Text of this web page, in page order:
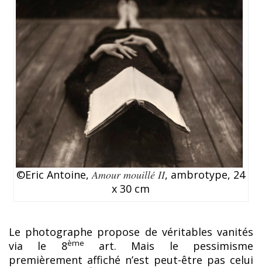
©Eric Antoine,Amour mouillé II, ambrotype, 24
x 30 cm
Le photographe propose de véritables vanités
via le 8ème
art. Mais le pessimisme
premièrement affiché n’est peut-être pas celui